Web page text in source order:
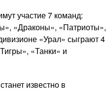
участие 7 команд:
«Драконы», «Патриоты»,
«Урал» сыграют 4
«Танки» и
известно в